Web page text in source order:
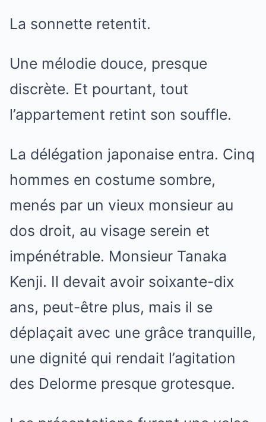
La sonnette retentit.
Une mélodie douce, presque
discrète. Et pourtant, tout
l’appartement retint son souffle.
La délégation japonaise entra. Cinq
hommes en costume sombre,
menés par un vieux monsieur au
dos droit, au visage serein et
impénétrable. Monsieur Tanaka
Kenji. Il devait avoir soixante-dix
ans, peut-être plus, mais il se
déplaçait avec une grâce tranquille,
une dignité qui rendait l’agitation
des Delorme presque grotesque.